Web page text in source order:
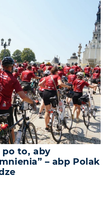
to, aby
– abp Polak